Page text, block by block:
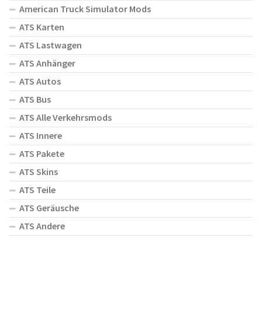
American Truck Simulator Mods
ATS Karten
ATS Lastwagen
ATS Anhänger
ATS Autos
ATS Bus
ATS Alle Verkehrsmods
ATS Innere
ATS Pakete
ATS Skins
ATS Teile
ATS Geräusche
ATS Andere